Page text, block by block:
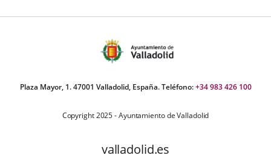
Plaza Mayor, 1. 47001 Valladolid, España. Teléfono:+34 983 426 100
Copyright 2025 - Ayuntamiento de Valladolid
valladolid.es